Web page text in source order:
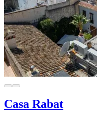
Casa Rabat